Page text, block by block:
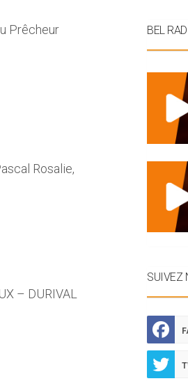
Prêcheur
Rosalie,
– DURIVAL
BEL
SUIVEZ